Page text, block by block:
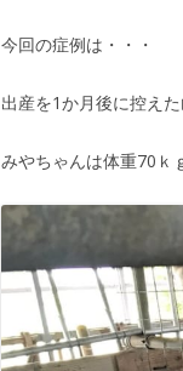
今回の症例は・・・
出産を1か月後に控え
みやちゃんは体重70ｋ